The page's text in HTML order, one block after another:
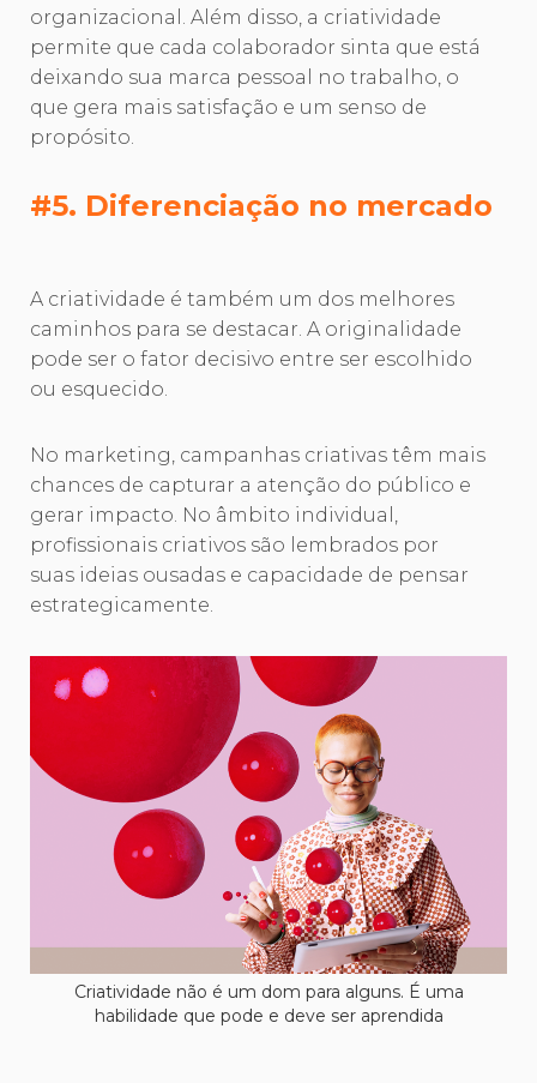
organizacional. Além disso, a criatividade
permite que cada colaborador sinta que está
deixando sua marca pessoal no trabalho, o
que gera mais satisfação e um senso de
propósito.
#5. Diferenciação no mercado
A criatividade é também um dos melhores
caminhos para se destacar. A originalidade
pode ser o fator decisivo entre ser escolhido
ou esquecido.
No marketing, campanhas criativas têm mais
chances de capturar a atenção do público e
gerar impacto. No âmbito individual,
profissionais criativos são lembrados por
suas ideias ousadas e capacidade de pensar
estrategicamente.
Criatividade não é um dom para alguns. É uma
habilidade que pode e deve ser aprendida